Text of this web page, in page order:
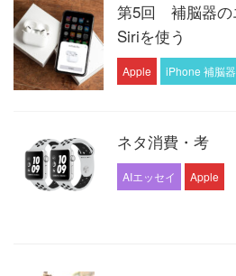
第5回 補脳器の
Siriを使う
Apple iPhone 補脳器
ネタ消費・考
AIエッセイ Apple